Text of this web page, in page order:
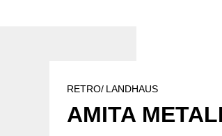
RETRO/ LANDHAUS
AMITA